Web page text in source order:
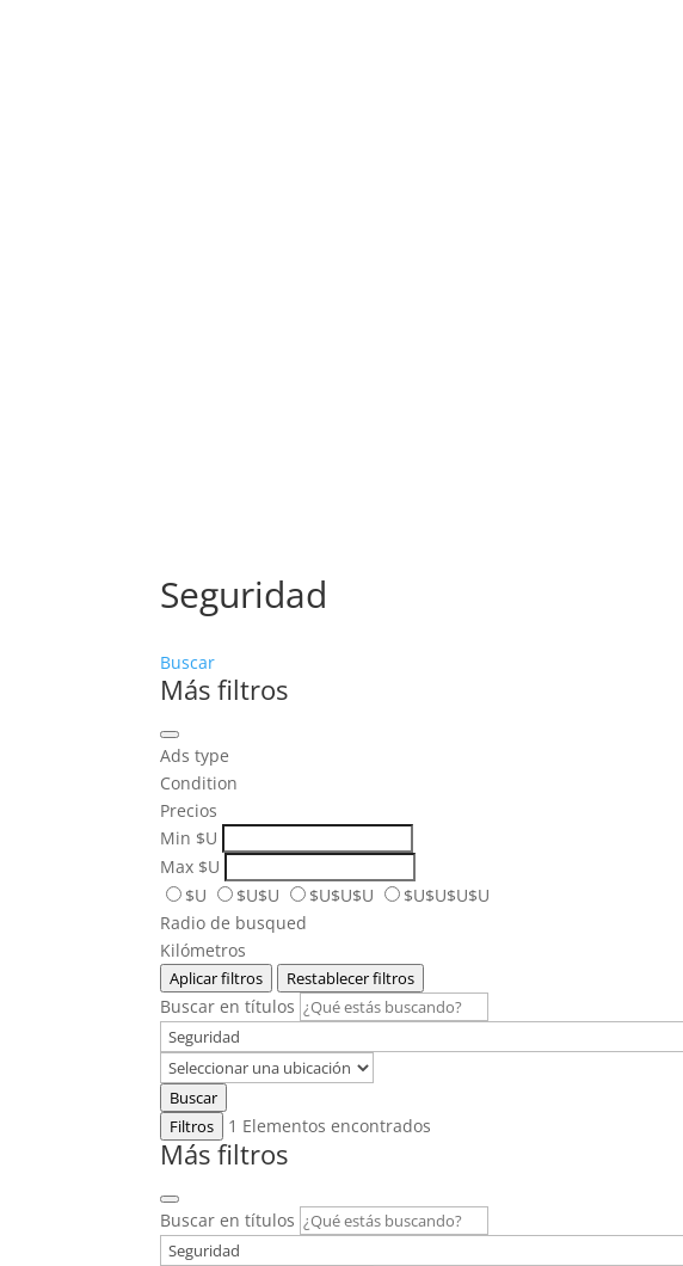
Seguridad
Buscar
Más filtros
Ads type
Condition
Precios
Min $U
Max $U
$U
$U$U $U$U$U
$U$U$U$U
Radio de busqued
Kilómetros
Aplicar filtros Restablecer filtros
Buscar en títulos
Buscar
Filtros
1 Elementos encontrados
Más filtros
Buscar en títulos